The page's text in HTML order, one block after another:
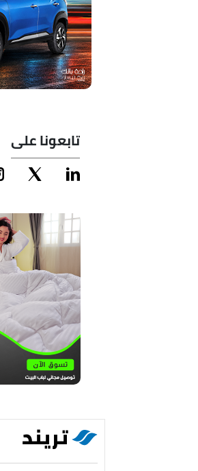
تابعونا على
تريند